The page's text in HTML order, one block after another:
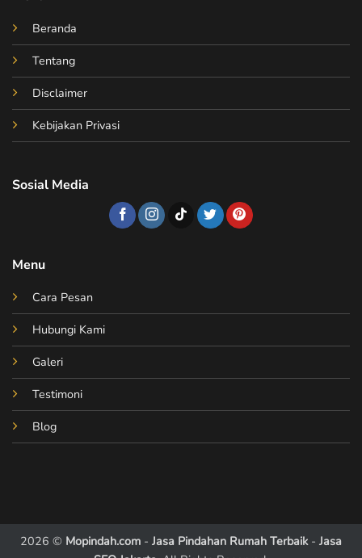
Beranda
Tentang
Disclaimer
Kebijakan Privasi
Sosial Media
Menu
Cara Pesan
Hubungi Kami
Galeri
Testimoni
Blog
2026 © Mopindah.com - Jasa Pindahan Rumah Terbaik- Jasa